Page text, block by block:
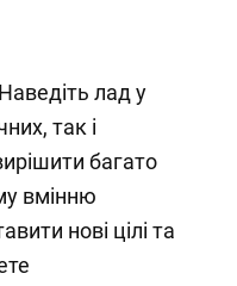
лад у
так і
багато
вмінню
нові цілі та